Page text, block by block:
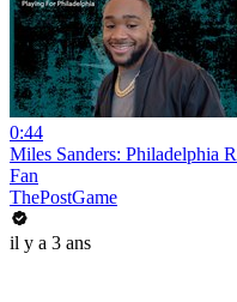
0:44
Miles Sanders: Philadelphia
Fan
ThePostGame
il y a 3 ans